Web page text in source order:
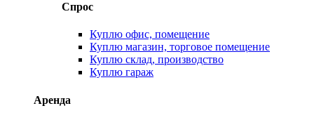
Спрос
Куплю офис, помещение
Куплю магазин, торговое помещение
Куплю склад, производство
Куплю гараж
Аренда